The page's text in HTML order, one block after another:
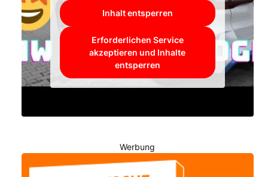
Inhalt entsperren
Erforderlichen Service
akzeptieren und Inhalte
entsperren
Werbung